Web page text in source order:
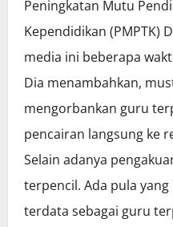
Peningkatan Mutu
Kependidikan (PMPTK)
media ini beberapa
Dia menambahkan,
mengorbankan guru
pencairan langsung ke
Selain adanya
terpencil. Ada pula
terdata sebagai guru